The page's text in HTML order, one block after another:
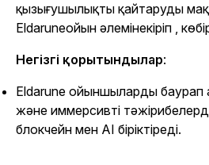
қызығушылықты қайтаруды
Eldaruneойын әлемінекіріп ,
Негізгі қорытындылар:
Eldarune ойыншыларды баурап
және иммерсивті
блокчейн мен AI біріктіреді.